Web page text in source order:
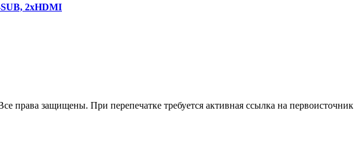
2xHDMI
права защищены. При перепечатке требуется активная ссылка на первоисточник